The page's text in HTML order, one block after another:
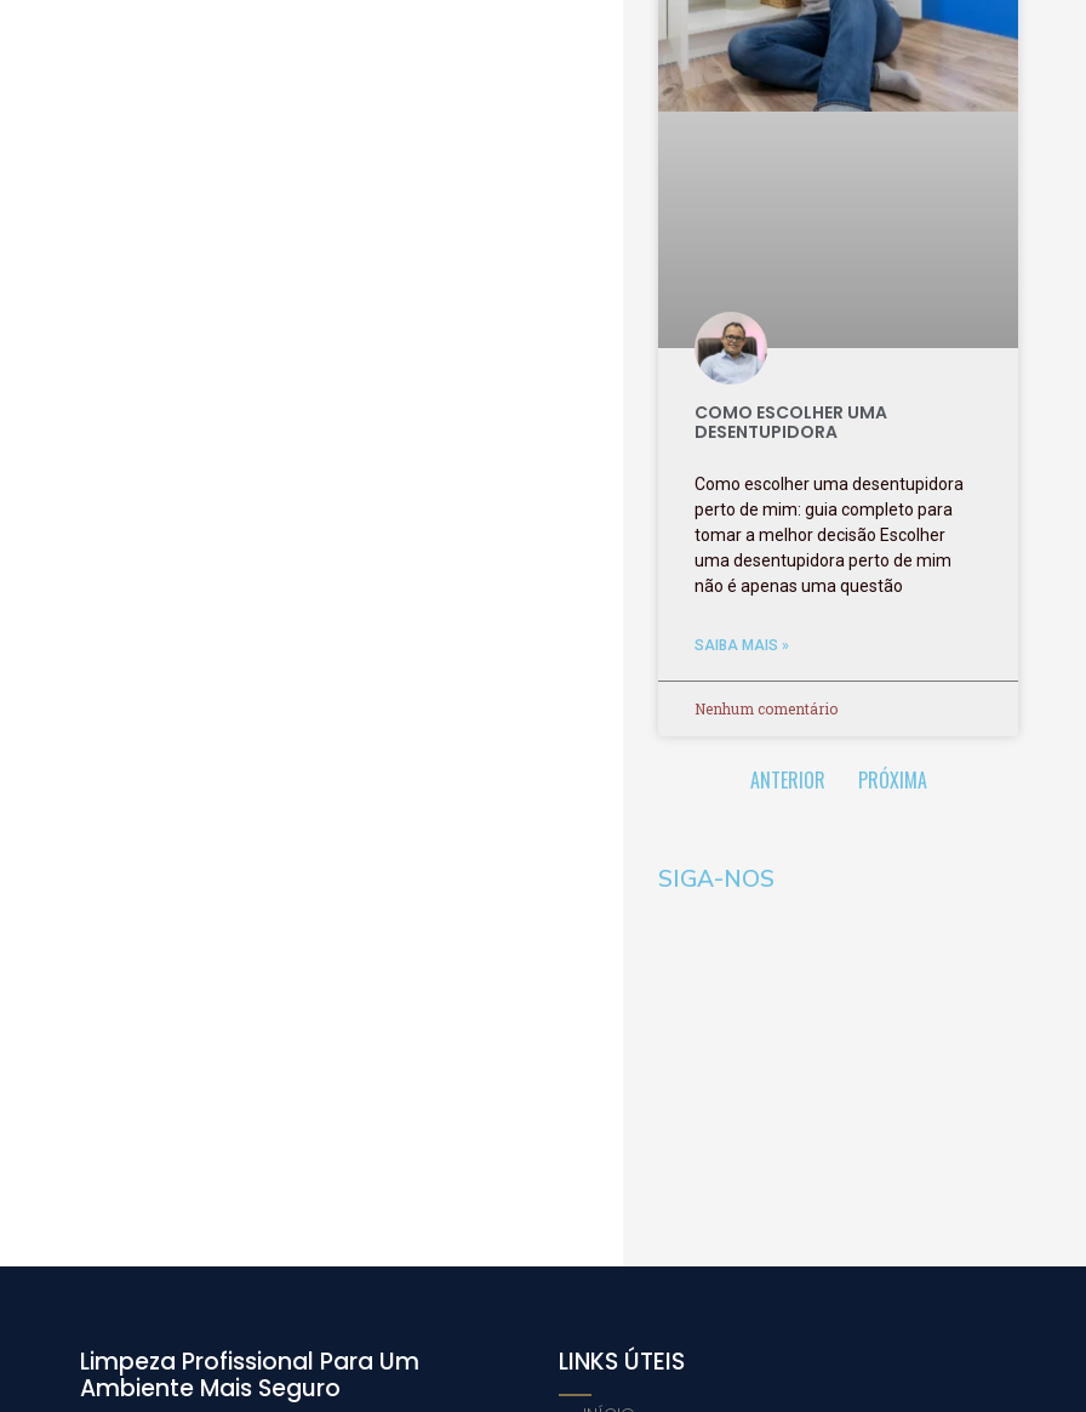
COMO ESCOLHER UMA
DESENTUPIDORA
Como escolher uma desentupidora
perto de mim: guia completo para
tomar a melhor decisão Escolher
uma desentupidora perto de mim
não é apenas uma questão
SAIBA MAIS »
Nenhum comentário
ANTERIOR PRÓXIMA
SIGA-NOS
Limpeza Profissional Para Um
Ambiente Mais Seguro
LINKS ÚTEIS